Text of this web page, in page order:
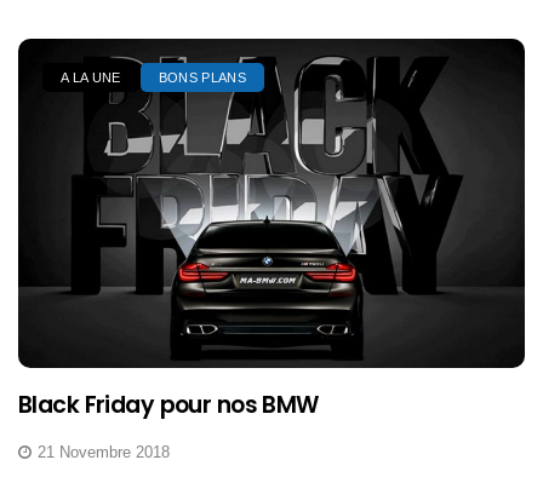
A LA UNE BONS PLANS
Black Friday pour nos BMW
21 Novembre 2018